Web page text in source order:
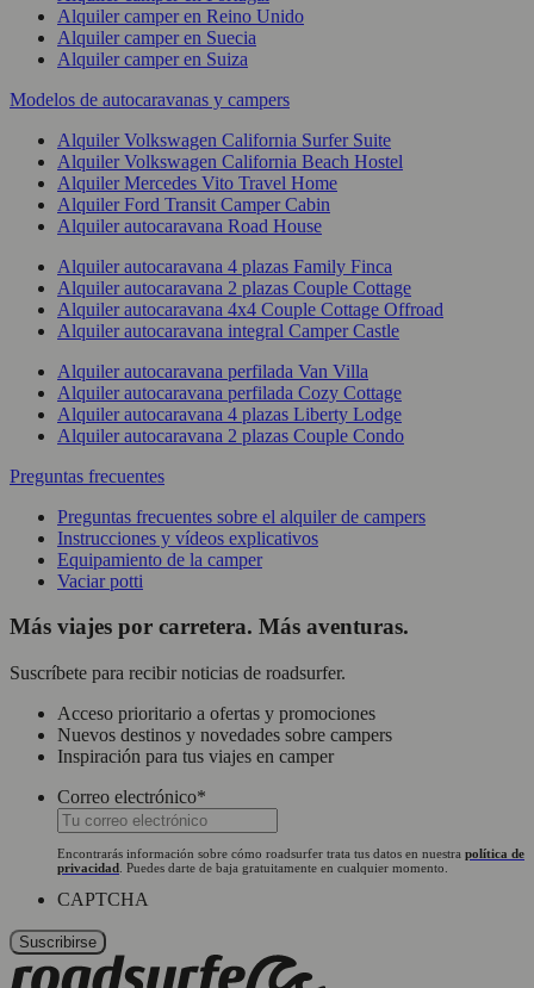
Alquiler camper en Reino Unido
Alquiler camper en Suecia
Alquiler camper en Suiza
Modelos de autocaravanas y campers
Alquiler Volkswagen California Surfer Suite
Alquiler Volkswagen California Beach Hostel
Alquiler Mercedes Vito Travel Home
Alquiler Ford Transit Camper Cabin
Alquiler autocaravana Road House
Alquiler autocaravana 4 plazas Family Finca
Alquiler autocaravana 2 plazas Couple Cottage
Alquiler autocaravana 4x4 Couple Cottage Offroad
Alquiler autocaravana integral Camper Castle
Alquiler autocaravana perfilada Van Villa
Alquiler autocaravana perfilada Cozy Cottage
Alquiler autocaravana 4 plazas Liberty Lodge
Alquiler autocaravana 2 plazas Couple Condo
Preguntas frecuentes
Preguntas frecuentes sobre el alquiler de campers
Instrucciones y vídeos explicativos
Equipamiento de la camper
Vaciar potti
Más viajes por carretera. Más aventuras.
Suscríbete para recibir noticias de roadsurfer.
Acceso prioritario a ofertas y promociones
Nuevos destinos y novedades sobre campers
Inspiración para tus viajes en camper
Correo electrónico*
Encontrarás información sobre cómo roadsurfer trata tus datos en nuestra política de
privacidad
. Puedes darte de baja gratuitamente en cualquier momento.
CAPTCHA